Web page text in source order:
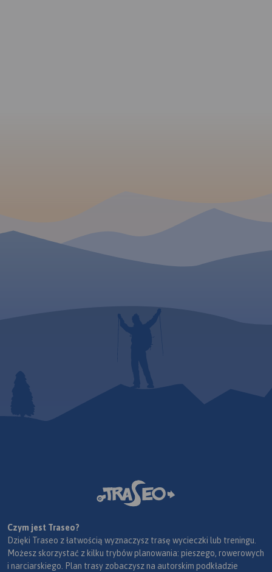
Czym jest Traseo?
Dzięki Traseo z łatwością wyznaczysz trasę wycieczki lub treningu.
Możesz skorzystać z kilku trybów planowania: pieszego, rowerowych
i narciarskiego. Plan trasy zobaczysz na autorskim podkładzie